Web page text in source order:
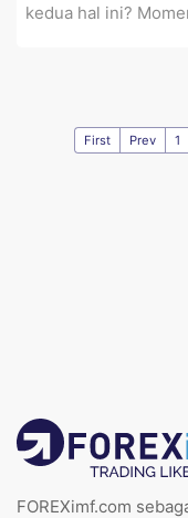
kedua hal ini?
First Prev 1
FOREXimf.com